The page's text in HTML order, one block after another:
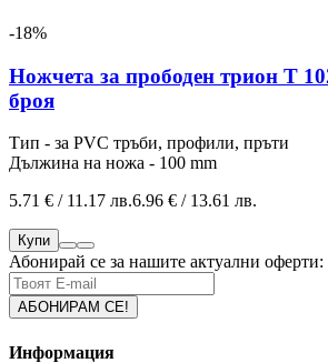
-18%
Ножчета за прободен трион T
броя
Тип - за PVC тръби, профили, пръти
Дължина на ножа - 100 mm
5.71 € / 11.17 лв.6.96 € / 13.61 лв.
Купи
Абонирай се за нашите актуални оферти:
Информация